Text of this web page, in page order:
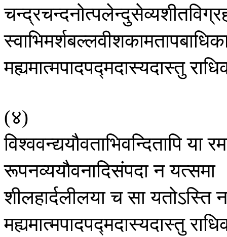
मह्यमात्मपादपद्मदास्यदास्तु
(४)
विश्ववन्द्ययौवताभिवन्दितापिया
रूपनव्ययौवनादिसंपदानयत्समा
शीलहार्दलीलयाचसायतोऽस्ति
मह्यमात्मपादपद्मदास्यदास्तु